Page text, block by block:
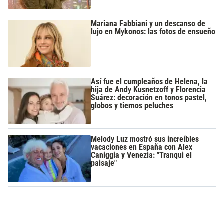
Mariana Fabbiani y un descanso de
lujo en Mykonos: las fotos de ensueño
Así fue el cumpleaños de Helena, la
hija de Andy Kusnetzoff y Florencia
Suárez: decoración en tonos pastel,
globos y tiernos peluches
Melody Luz mostró sus increíbles
vacaciones en España con Alex
Caniggia y Venezia: "Tranqui el
paisaje"